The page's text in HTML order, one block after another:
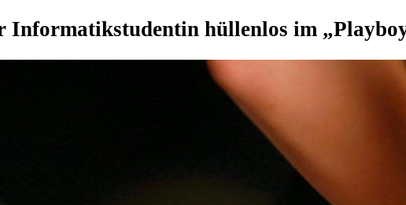
Informatikstudentin hüllenlos im